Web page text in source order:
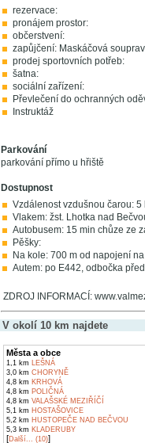
rezervace:
pronájem prostor:
občerstvení:
zapůjčení: Maskáčová
prodej sportovních potřeb:
šatna:
sociální zařízení:
Převlečení do ochranných
Instruktáž
Parkování
parkování přímo u hřiště
Dostupnost
Vzdálenost vzdušnou čarou:
Vlakem: žst. Lhotka nad
Autobusem: 15 min chůze ze
Pěšky:
Na kole: 700 m od napojení
Autem: po E442, odbočka
ZDROJ INFORMACÍ:
V okolí 10 km najdete
Města a obce
1,1 km LEŠNÁ
3,0 km CHORYNĚ
4,8 km KRHOVÁ
4,8 km POLIČNÁ
4,8 km VALAŠSKÉ MEZIŘÍČÍ
5,1 km HOSTAŠOVICE
5,2 km HUSTOPEČE NAD BEČVOU
5,3 km KLADERUBY
[Další... (10)]